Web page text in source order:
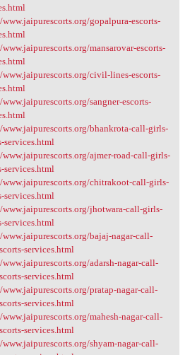
gopalpura-escorts-
mansarovar-escorts-
civil-lines-escorts-
sangner-escorts-
bhankrota-call-girls-
services.html
ajmer-road-call-girls-
services.html
chitrakoot-call-girls-
services.html
jhotwara-call-girls-
services.html
bajaj-nagar-call-
services.html
adarsh-nagar-call-
services.html
pratap-nagar-call-
services.html
mahesh-nagar-call-
services.html
shyam-nagar-call-